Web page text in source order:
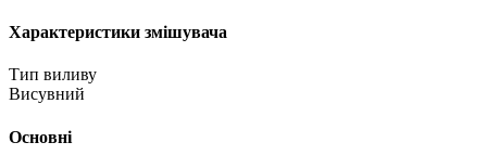
Характеристики змішувача
Тип виливу
Висувний
Основні